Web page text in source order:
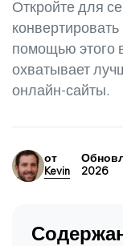
Откройте для
помощью этого
охватывает
онлайн-сайты.
от
Kevin
2026